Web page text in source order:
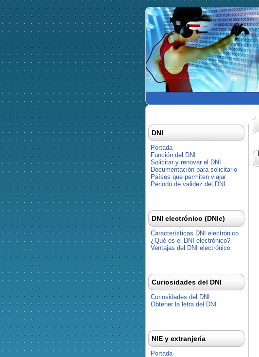
DNI
Portada
Función del DNI
Solicitar y renovar el DNI
Documentación para solicitarlo
Países que permiten viajar
Periodo de validez del DNI
DNI electrónico (DNIe)
Características DNI electrónico
¿Qué es el DNI electrónico?
Ventajas del DNI electrónico
Curiosidades del DNI
Curiosidades del DNI
Obtener la letra del DNI
NIE y extranjería
Portada